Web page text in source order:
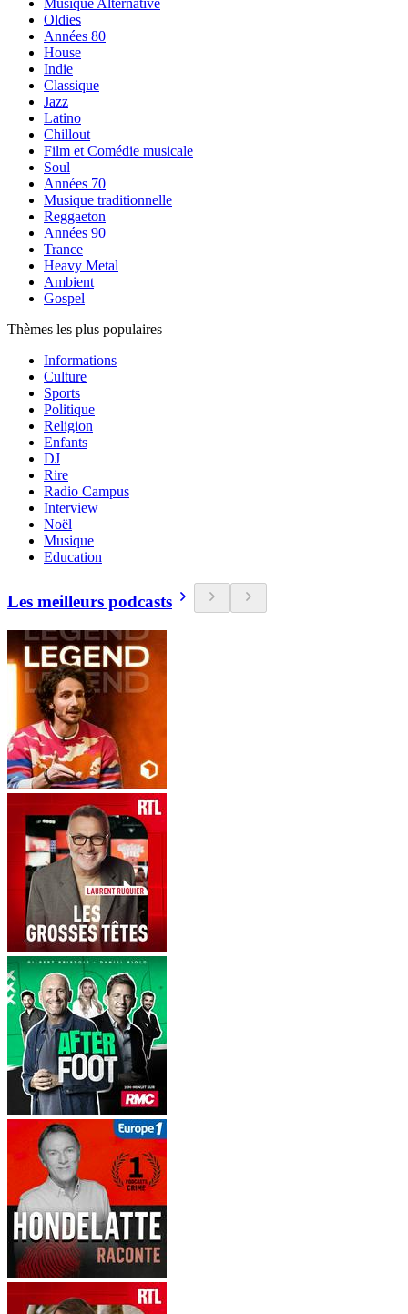
Musique Alternative
Oldies
Années 80
House
Indie
Classique
Jazz
Latino
Chillout
Film et Comédie musicale
Soul
Années 70
Musique traditionnelle
Reggaeton
Années 90
Trance
Heavy Metal
Ambient
Gospel
Thèmes les plus populaires
Informations
Culture
Sports
Politique
Religion
Enfants
DJ
Rire
Radio Campus
Interview
Noël
Musique
Education
Les meilleurs podcasts